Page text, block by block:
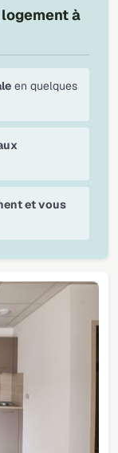
à
en quelques
et vous